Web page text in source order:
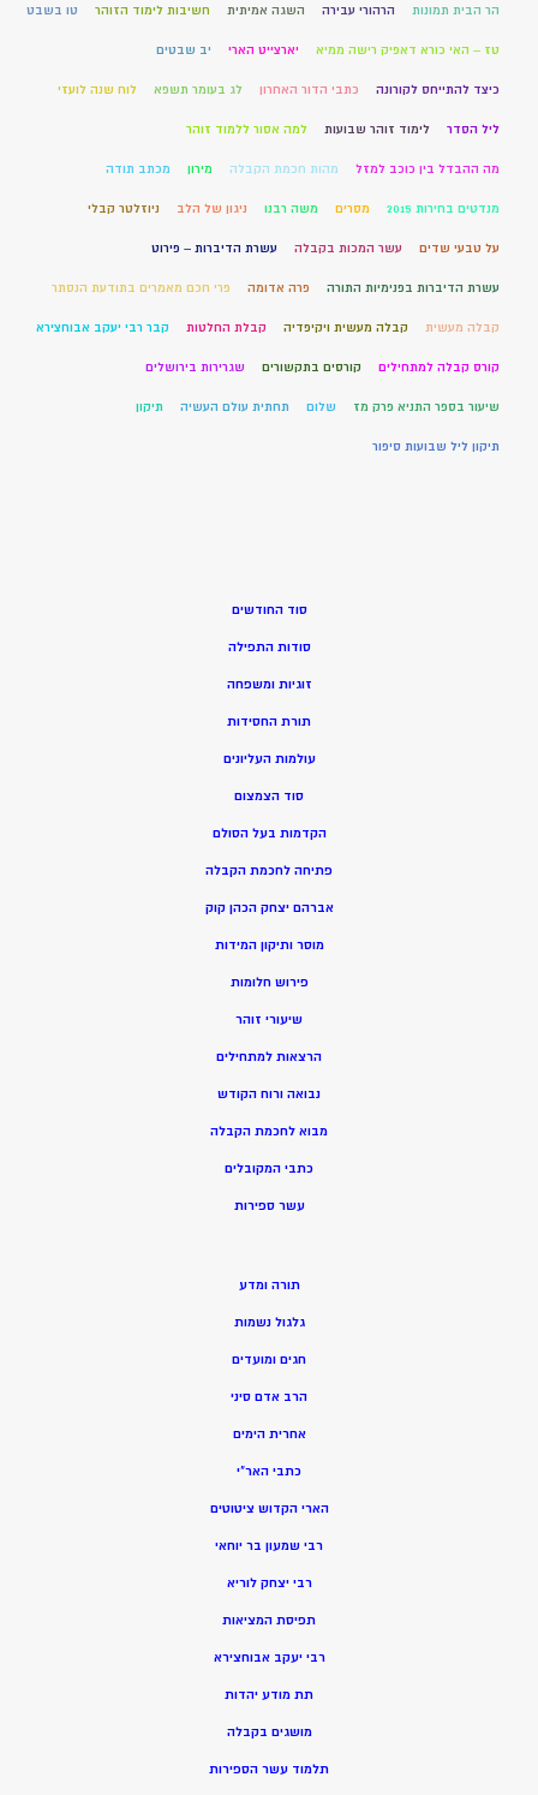
הר הבית תמונות הרהורי עבירה השגה אמיתית חשיבות לימוד הזוהר טו בשבט
טז – האי כורא דאפיק רישה ממיא יארצייט הארי יב שבטים
כיצד להתייחס לקורונה כתבי הדור האחרון לג בעומר תשפא לוח שנה לועזי
ליל הסדר לימוד זוהר שבועות למה אסור ללמוד זוהר
מה ההבדל בין כוכב למזל מהות חכמת הקבלה מירון מכתב תודה
מנדטים בחירות 2015 מסרים משה רבנו ניגון של הלב ניוזלטר קבלי
על טבעי שדים עשר המכות בקבלה עשרת הדיברות – פירוט
עשרת הדיברות בפנימיות התורה פרה אדומה פרי חכם מאמרים בתודעת הנסתר
קבלה מעשית קבלה מעשית ויקיפדיה קבלת החלטות קבר רבי יעקב אבוחצירא
קורס קבלה למתחילים קורסים בתקשורים שגרירות בירושלים
שיעור בספר התניא פרק מז שלום תחתית עולם העשיה תיקון
תיקון ליל שבועות סיפור
סוד החודשים
סודות התפילה
זוגיות ומשפחה
תורת החסידות
עולמות העליונים
סוד הצמצום
הקדמות בעל הסולם
פתיחה לחכמת הקבלה
אברהם יצחק הכהן קוק
מוסר ותיקון המידות
פירוש חלומות
שיעורי זוהר
הרצאות למתחילים
נבואה ורוח הקודש
מבוא לחכמת הקבלה
כתבי המקובלים
עשר ספירות
תורה ומדע
גלגול נשמות
חגים ומועדים
הרב אדם סיני
אחרית הימים
כתבי האר”י
הארי הקדוש ציטוטים
רבי שמעון בר יוחאי
רבי יצחק לוריא
תפיסת המציאות
רבי יעקב אבוחצירא
תת מודע יהדות
מושגים בקבלה
תלמוד עשר הספירות